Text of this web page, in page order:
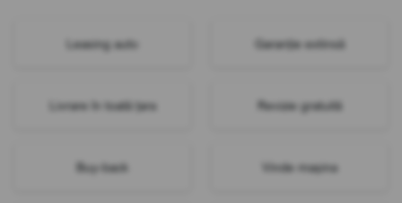
Leasing auto Garanție extinsă
Livrare în toată țara Revizie gratuită
Buy-back Vinde mașina